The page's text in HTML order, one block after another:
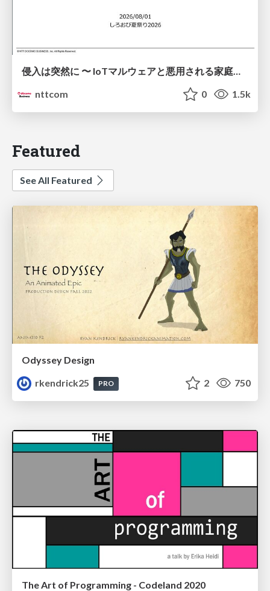
侵入は突然に 〜 IoTマルウェアと悪用される家庭の機器 ～ / When Intrusion Strikes: IoT Malware and the Abuse of Home Devices
nttcom
0 1.5k
Featured
See All Featured
Odyssey Design
rkendrick25
PRO 2 750
The Art of Programming - Codeland 2020